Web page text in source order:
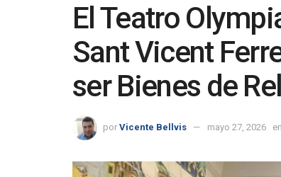
El Teatro
Sant Vicent
ser Bienes de
por Vicente Bellvis mayo 27, 2026 en